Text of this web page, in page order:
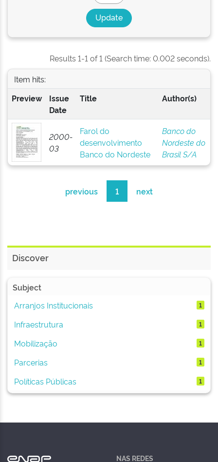
Results 1-1 of 1 (Search time: 0.002 seconds).
Item hits:
Preview
Issue
Date
Title Author(s)
2000-
03
Farol do
desenvolvimento
Banco do Nordeste
Banco do
Nordeste do
Brasil S/A
previous 1 next
Discover
Subject
Arranjos Institucionais
1
Infraestrutura 1
Mobilização 1
Parcerias 1
Políticas Públicas 1
NAS REDES